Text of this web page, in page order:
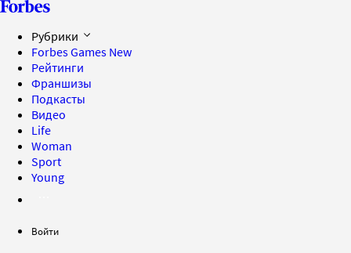
Рубрики
Forbes Games New
Рейтинги
Франшизы
Подкасты
Видео
Life
Woman
Sport
Young
Войти